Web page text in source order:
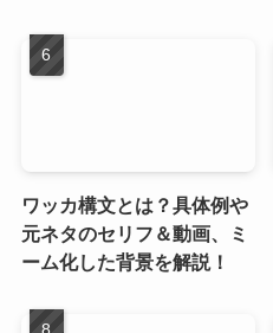
ワッカ構文とは？具体例や
元ネタのセリフ＆動画、ミ
ーム化した背景を解説！